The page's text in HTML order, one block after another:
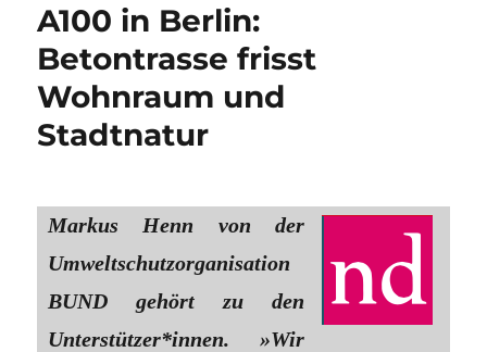
A100 in Berlin:
Betontrasse frisst
Wohnraum und
Stadtnatur
Markus Henn von der
Umweltschutzorganisation
BUND gehört zu den
Unterstützer*innen. »Wir